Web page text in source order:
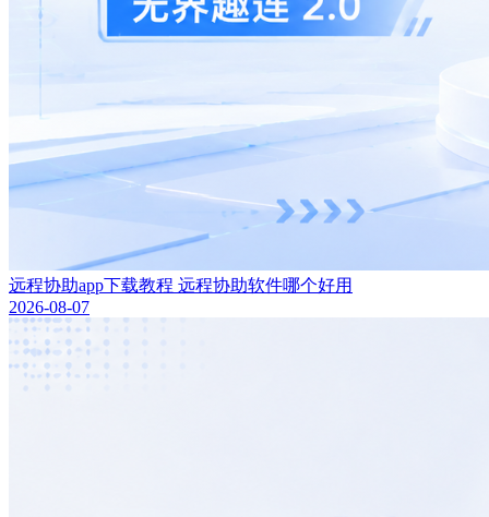
远程协助app下载教程 远程协助软件哪个好用
2026-08-07